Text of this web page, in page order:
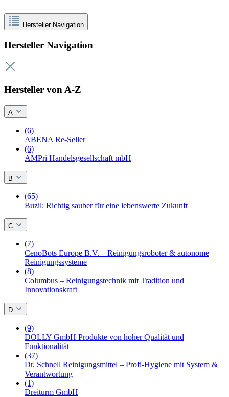
Hersteller Navigation
Hersteller Navigation
Hersteller von A-Z
A
(6)
ABENA Re-Seller
(6)
AMPri Handelsgesellschaft mbH
B
(65)
Buzil: Richtig sauber für eine lebenswerte Zukunft
C
(7)
CenoBots Europe B.V. – Reinigungsroboter & autonome
Reinigungssysteme
(8)
Columbus – Reinigungstechnik mit Tradition und
Innovationskraft
D
(9)
DOLLY GmbH Produkte von hoher Qualität und
Funktionalität
(37)
Dr. Schnell Reinigungsmittel – Profi-Hygiene mit System &
Verantwortung
(1)
Dreiturm GmbH